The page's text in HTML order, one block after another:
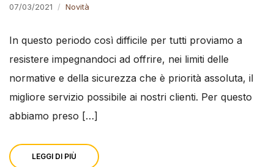
07/03/2021 Novità
In questo periodo così difficile per tutti proviamo a
resistere impegnandoci ad offrire, nei limiti delle
normative e della sicurezza che è priorità assoluta, il
migliore servizio possibile ai nostri clienti. Per questo
abbiamo preso […]
LEGGI DI PIÙ